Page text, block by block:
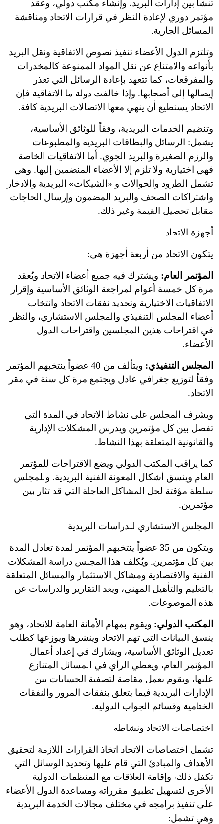
تنشأ بين إدارات البريد، وإنشاء مكتب دولي، وعقد
مؤتمر دوري لإعادة النظر في قرارات الاتحاد ومناقشة
المسائل الجارية.
وتلتزم الدول الأعضاء تنفيذ نصوص الاتفاقية ونقل البريد
بأنواعه والامتناع عن نقل المواد الممنوعة كالمخدرات
والمفرقعات، كما تتعهد بإعادة الرسائل التي تعذر
إيصالها إلى أصحابها. وإذا خالفت دولة ما الاتفاقية فإن
الاتحاد يستطيع أن ينهي معها الاتصالات البريدية كافة.
وتنظيم الخدمات البريدية، وفقاً للوثائق الأساسية،
يشمل: الرسائل والبطاقات البريدية والمطبوعات
والرزم الصغيرة والبريد الجوي. أما الاتفاقيات الخاصة
فهي اختيارية ولا تلزم إلا الأعضاء المنضمين إليها. وهي
تشمل الطرود والحوالات و «الشيكات» البريدية والادخار
واشتراكات الصحف والبريد المضمون وإرسال الحاجات
مقابل تحصيل القيمة وغير ذلك.
أجهزة الاتحاد
يتكون الاتحاد من أربعة أجهزة هي:
المؤتمر العام: ويشترك فيه جميع أعضاء الاتحاد ويُعقد
مرة كل خمسة أعوام لمراجعة الوثائق الأساسية وإقرار
الاتفاقيات الاختيارية وتحديد نفقات الاتحاد وانتخاب
أعضاء المجلس التنفيذي والمجلس الاستشاري، والنظر
في اقتراحات هذين المجلسين واقتراحات الدول
الأعضاء.
المجلس التنفيذي:
ويتألف من 40 عضواً ينتخبهم المؤتمر
وفقاً لتوزيع جغرافي عادل ويجتمع مرة كل سنة في مقر
الاتحاد.
ويشرف المجلس على نشاط الاتحاد في المدة التي
تفصل بين كل مؤتمرين ويدرس المشكلات الإدارية
والقانونية المتعلقة بهذا النشاط.
كما يراقب المكتب الدولي ويضع الاقتراحات للمؤتمر
العام وينسق أشكال المعونة الفنية البريدية. وللمجلس
سلطة مؤقتة لحل المشاكل العاجلة التي قد تثار بين
مؤتمرين.
المجلس الاستشاري للدراسات البريدية
ويتكون من 35 عضواً ينتخبهم المؤتمر لمدة تعادل المدة
بين كل مؤتمرين. ويُكلف هذا المجلس دراسة المشكلات
الفنية والاقتصادية ومشاكل الاستثمار والمسائل المتعلقة
بالتعليم والتأهيل المهني، ويعد التقارير والدراسات عن
هذه الموضوعات.
المكتب الدولي: ويقوم بمهام الأمانة العامة للاتحاد، وهو
ينسق البيانات التي تهم الاتحاد وينشرها ويوزعها كطلب
تعديل الوثائق الأساسية، ويشارك في إعداد أعمال
المؤتمر العام، ويعطي الرأي في المسائل المتنازع
عليها، ويقوم بعمل مقاصة لتصفية الحسابات بين
الإدارات البريدية فيما يتعلق بنفقات المرور والنفقات
الختامية وقسائم الجواب الدولية.
اختصاصات الاتحاد ونشاطه
تشمل اختصاصات الاتحاد اتخاذ القرارات اللازمة لتحقيق
الأهداف والمبادئ التي قام عليها وتحديد الوسائل التي
تكفل ذلك، وإقامة العلاقات مع المنظمات الدولية
الأخرى لتسهيل تطبيق مقرراته ومساعدة الدول الأعضاء
على تنفيذ برامجه في مختلف مجالات الخدمة البريدية
وهي تشمل: